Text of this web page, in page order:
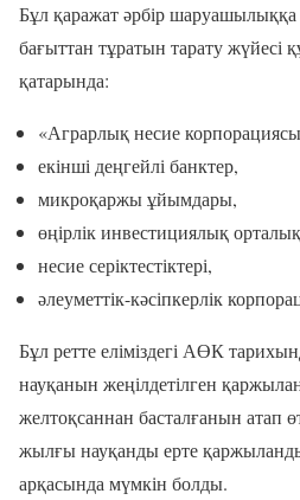
Бұл қаражат әрбір
бағыттан тұратын тарату
қатарында:
«Аграрлық несие
екінші деңгейлі банктер,
микроқаржы ұйымдары,
өңірлік инвестициялық
несие серіктестіктері,
әлеуметтік-кәсіпкерлік
Бұл ретте еліміздегі АӨК
науқанын жеңілдетілген
желтоқсаннан басталғанын атап
жылғы науқанды ерте
арқасында мүмкін болды.